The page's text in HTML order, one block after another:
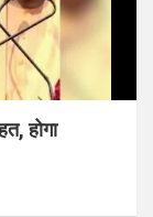
होगा